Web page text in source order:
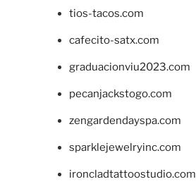
tios-tacos.com
cafecito-satx.com
graduacionviu2023.com
pecanjackstogo.com
zengardendayspa.com
sparklejewelryinc.com
ironcladtattoostudio.com